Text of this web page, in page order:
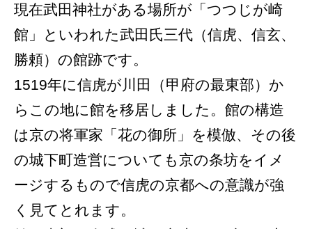
現在武田神社がある場所が「つつじが崎
館」といわれた武田氏三代（信虎、信玄、
勝頼）の館跡です。
1519年に信虎が川田（甲府の最東部）か
らこの地に館を移居しました。館の構造
は京の将軍家「花の御所」を模倣、その後
の城下町造営についても京の条坊をイメ
ージするもので信虎の京都への意識が強
く見てとれます。